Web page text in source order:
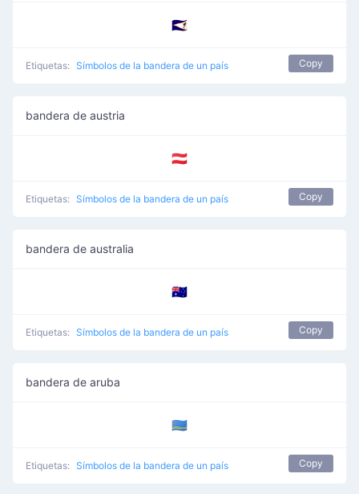
🇦🇸
Etiquetas: Símbolos de la bandera de un país Copy
bandera de austria
🇦🇹
Etiquetas: Símbolos de la bandera de un país Copy
bandera de australia
🇦🇺
Etiquetas: Símbolos de la bandera de un país Copy
bandera de aruba
🇦🇼
Etiquetas: Símbolos de la bandera de un país Copy